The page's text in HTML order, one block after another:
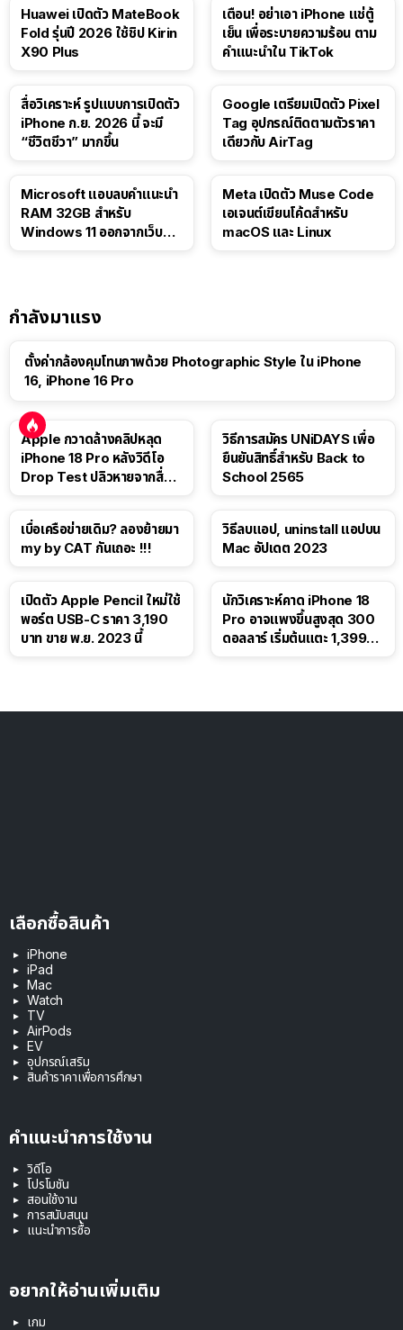
Huawei เปิดตัว MateBook
Fold รุ่นปี 2026 ใช้ชิป Kirin
X90 Plus
เตือน! อย่าเอา iPhone แช่ตู้
เย็น เพื่อระบายความร้อน ตาม
คำแนะนำใน TikTok
สื่อวิเคราะห์ รูปแบบการเปิดตัว
iPhone ก.ย. 2026 นี้ จะมี
“ชีวิตชีวา” มากขึ้น
Google เตรียมเปิดตัว Pixel
Tag อุปกรณ์ติดตามตัวราคา
เดียวกับ AirTag
Microsoft แอบลบคำแนะนำ
RAM 32GB สำหรับ
Windows 11 ออกจากเว็บตัว
Meta เปิดตัว Muse Code
เอเจนต์เขียนโค้ดสำหรับ
macOS และ Linux
กำลังมาแรง
ตั้งค่ากล้องคุมโทนภาพด้วย Photographic Style ใน iPhone
16, iPhone 16 Pro
Apple กวาดล้างคลิปหลุด
iPhone 18 Pro หลังวิดีโอ
Drop Test ปลิวหายจากสื่อ
วิธีการสมัคร UNiDAYS เพื่อ
ยืนยันสิทธิ์สำหรับ Back to
School 2565
เบื่อเครือข่ายเดิม? ลองย้ายมา
my by CAT กันเถอะ !!!
วิธีลบแอป, uninstall แอปบน
Mac อัปเดต 2023
เปิดตัว Apple Pencil ใหม่ใช้
พอร์ต USB-C ราคา 3,190
บาท ขาย พ.ย. 2023 นี้
นักวิเคราะห์คาด iPhone 18
Pro อาจแพงขึ้นสูงสุด 300
ดอลลาร์ เริ่มต้นแตะ 1,399
เลือกซื้อสินค้า
iPhone
iPad
Mac
Watch
TV
AirPods
EV
อุปกรณ์เสริม
สินค้าราคาเพื่อการศึกษา
คำแนะนำการใช้งาน
วิดีโอ
โปรโมชัน
สอนใช้งาน
การสนับสนุน
แนะนำการซื้อ
อยากให้อ่านเพิ่มเติม
เกม